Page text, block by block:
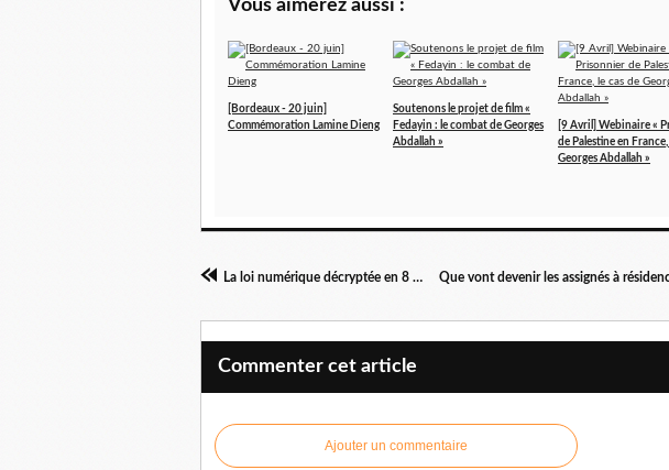
Vous aimerez aussi :
[Bordeaux - 20 juin]
Commémoration Lamine Dieng
Soutenons le projet de film «
Fedayin : le combat de Georges
Abdallah »
[9 Avril] Webinaire «
de Palestine en France,
Georges Abdallah »
La loi numérique décryptée en 8 points
Commenter cet article
Ajouter un commentaire